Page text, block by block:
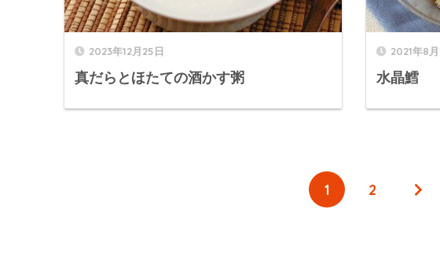
2023年12月25日
真だらとほたての酒かす粥
2021年8
水晶鱈
1 2